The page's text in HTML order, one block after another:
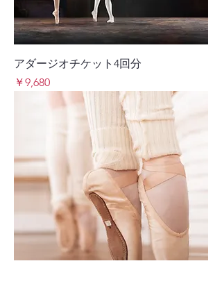
アダージオチケット4回分
価格
￥9,680